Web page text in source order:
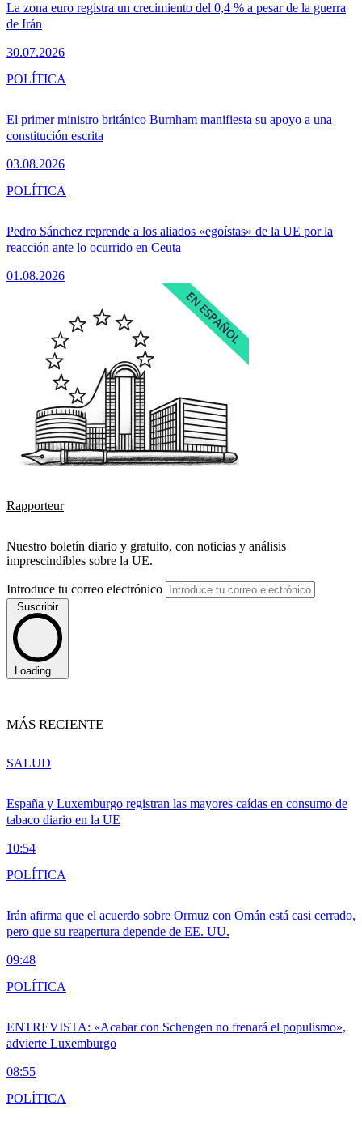
La zona euro registra un crecimiento del 0,4 % a pesar de la guerra
de Irán
30.07.2026
El primer ministro británico Burnham manifiesta su apoyo a una
constitución escrita
03.08.2026
POLÍTICA
Pedro Sánchez reprende a los aliados «egoístas» de la UE por la
reacción ante lo ocurrido en Ceuta
01.08.2026
POLÍTICA
Rapporteur
Nuestro boletín diario y gratuito, con noticias y análisis
imprescindibles sobre la UE.
Introduce tu correo electrónico
Suscribir
Loading...
MÁS RECIENTE
España y Luxemburgo registran las mayores caídas en consumo de
tabaco diario en la UE
10:54
SALUD
Irán afirma que el acuerdo sobre Ormuz con Omán está casi cerrado,
pero que su reapertura depende de EE. UU.
09:48
POLÍTICA
ENTREVISTA: «Acabar con Schengen no frenará el populismo»,
advierte Luxemburgo
08:55
POLÍTICA
POLÍTICA